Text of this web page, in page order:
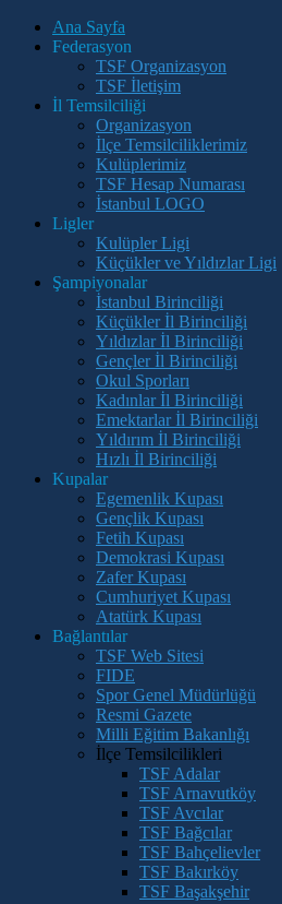
Ana Sayfa
Federasyon
TSF Organizasyon
TSF İletişim
İl Temsilciliği
Organizasyon
İlçe Temsilciliklerimiz
Kulüplerimiz
TSF Hesap Numarası
İstanbul LOGO
Ligler
Kulüpler Ligi
Küçükler ve Yıldızlar Ligi
Şampiyonalar
İstanbul Birinciliği
Küçükler İl Birinciliği
Yıldızlar İl Birinciliği
Gençler İl Birinciliği
Okul Sporları
Kadınlar İl Birinciliği
Emektarlar İl Birinciliği
Yıldırım İl Birinciliği
Hızlı İl Birinciliği
Kupalar
Egemenlik Kupası
Gençlik Kupası
Fetih Kupası
Demokrasi Kupası
Zafer Kupası
Cumhuriyet Kupası
Atatürk Kupası
Bağlantılar
TSF Web Sitesi
FIDE
Spor Genel Müdürlüğü
Resmi Gazete
Milli Eğitim Bakanlığı
İlçe Temsilcilikleri
TSF Adalar
TSF Arnavutköy
TSF Avcılar
TSF Bağcılar
TSF Bahçelievler
TSF Bakırköy
TSF Başakşehir